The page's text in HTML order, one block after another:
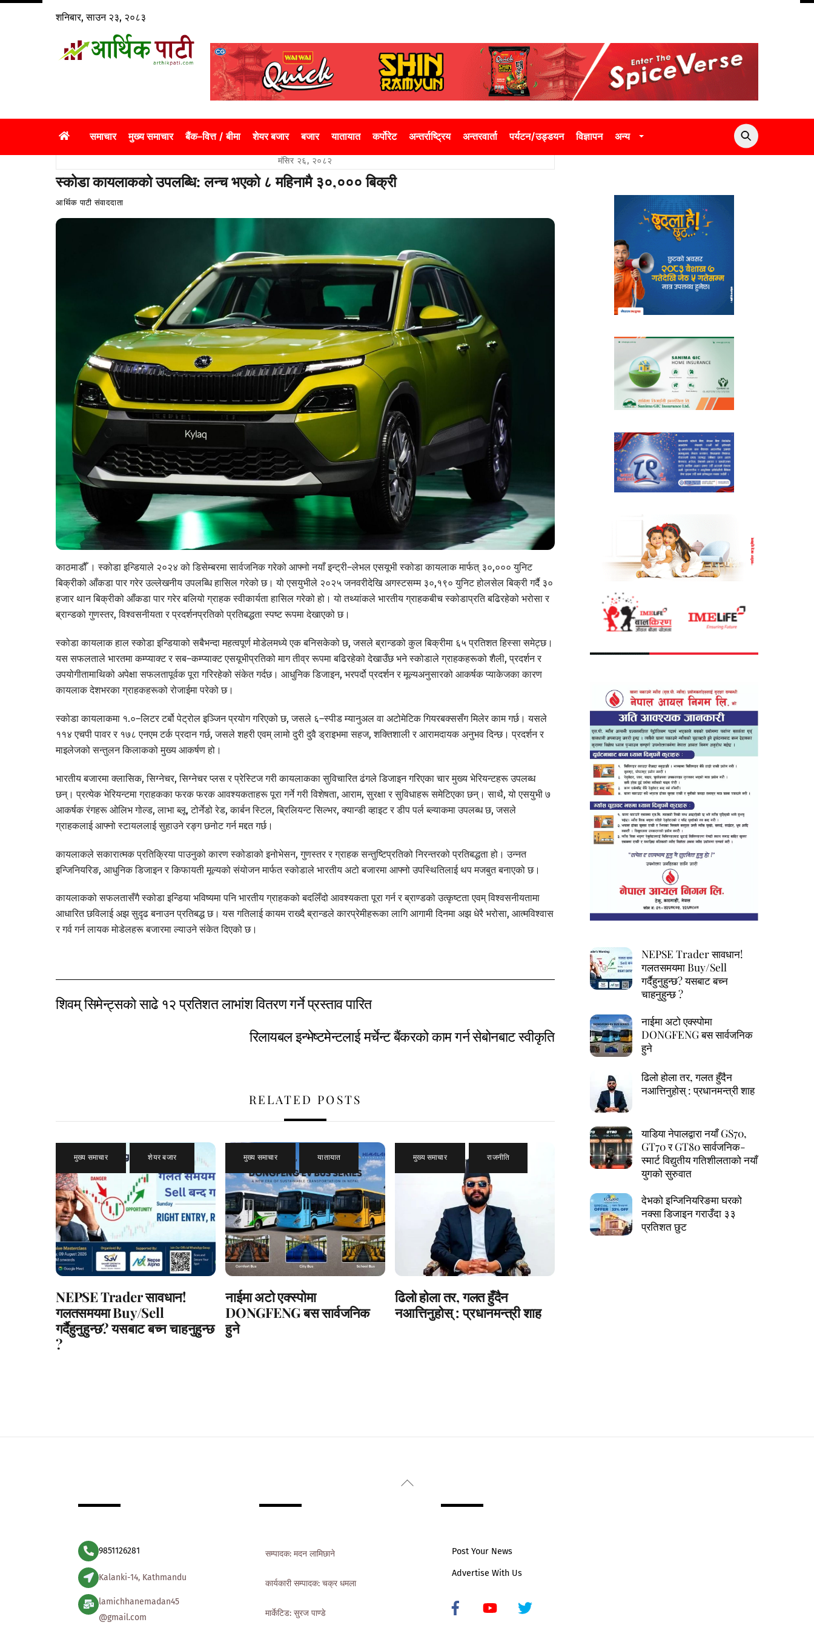
Skip
शनिबार, साउन २३, २०८३
समाचार मुख्य समाचार बैंक–वित्त / बीमा शेयर बजार बजार यातायात कर्पोरेट अन्तर्राष्ट्रिय अन्तरवार्ता पर्यटन/उड्डयन विज्ञापन अन्य
मंसिर २६, २०८२
स्कोडा कायलाकको उपलब्धि: लन्च भएको ८ महिनामै ३०,००० बिक्री
आर्थिक पाटी संवाददाता
काठमाडौँ । स्कोडा इन्डियाले २०२४ को डिसेम्बरमा सार्वजनिक गरेको आफ्नो नयाँ इन्ट्री–लेभल एसयूभी स्कोडा कायलाक मार्फत् ३०,००० युनिट
बिक्रीको आँकडा पार गरेर उल्लेखनीय उपलब्धि हासिल गरेको छ। यो एसयुभीले २०२५ जनवरीदेखि अगस्टसम्म ३०,१९० युनिट होलसेल बिक्री गर्दै ३०
हजार थान बिक्रीको आँकडा पार गरेर बलियो ग्राहक स्वीकार्यता हासिल गरेको हो। यो तथ्यांकले भारतीय ग्राहकबीच स्कोडाप्रति बढिरहेको भरोसा र
ब्रान्डको गुणस्तर, विश्वसनीयता र प्रदर्शनप्रतिको प्रतिबद्धता स्पष्ट रूपमा देखाएको छ।
स्कोडा कायलाक हाल स्कोडा इन्डियाको सबैभन्दा महत्वपूर्ण मोडेलमध्ये एक बनिसकेको छ, जसले ब्रान्डको कुल बिक्रीमा ६५ प्रतिशत हिस्सा समेट्छ।
यस सफलताले भारतमा कम्प्याक्ट र सब–कम्प्याक्ट एसयूभीप्रतिको माग तीव्र रूपमा बढिरहेको देखाउँछ भने स्कोडाले ग्राहकहरूको शैली, प्रदर्शन र
उपयोगीतामाथिको अपेक्षा सफलतापूर्वक पूरा गरिरहेको संकेत गर्दछ। आधुनिक डिजाइन, भरपर्दो प्रदर्शन र मूल्यअनुसारको आकर्षक प्याकेजका कारण
कायलाक देशभरका ग्राहकहरूको रोजाईमा परेको छ।
स्कोडा कायलाकमा १.०–लिटर टर्बो पेट्रोल इञ्जिन प्रयोग गरिएको छ, जसले ६–स्पीड म्यानुअल वा अटोमेटिक गियरबक्ससँग मिलेर काम गर्छ। यसले
११४ एचपी पावर र १७८ एनएम टर्क प्रदान गर्छ, जसले शहरी एवम् लामो दुरी दुवै ड्राइभमा सहज, शक्तिशाली र आरामदायक अनुभव दिन्छ। प्रदर्शन र
माइलेजको सन्तुलन किलाकको मुख्य आकर्षण हो।
भारतीय बजारमा क्लासिक, सिग्नेचर, सिग्नेचर प्लस र प्रेस्टिज गरी कायलाकका सुविचारित ढंगले डिजाइन गरिएका चार मुख्य भेरियन्टहरू उपलब्ध
छन्। प्रत्येक भेरियन्टमा ग्राहकका फरक फरक आवश्यकताहरू पूरा गर्ने गरी विशेषता, आराम, सुरक्षा र सुविधाहरू समेटिएका छन्। साथै, यो एसयुभी ७
आकर्षक रंगहरू ओलिभ गोल्ड, लाभा ब्लू, टोर्नेडो रेड, कार्बन स्टिल, ब्रिलियन्ट सिल्भर, क्यान्डी व्हाइट र डीप पर्ल ब्ल्याकमा उपलब्ध छ, जसले
ग्राहकलाई आफ्नो स्टायललाई सुहाउने रङ्ग छनोट गर्न मद्दत गर्छ।
कायलाकले सकारात्मक प्रतिक्रिया पाउनुको कारण स्कोडाको इनोभेसन, गुणस्तर र ग्राहक सन्तुष्टिप्रतिको निरन्तरको प्रतिबद्धता हो। उन्नत
इन्जिनियरिङ, आधुनिक डिजाइन र किफायती मूल्यको संयोजन मार्फत स्कोडाले भारतीय अटो बजारमा आफ्नो उपस्थितिलाई थप मजबुत बनाएको छ।
कायलाकको सफलतासँगै स्कोडा इन्डिया भविष्यमा पनि भारतीय ग्राहकको बदलिँदो आवश्यकता पूरा गर्न र ब्राण्डको उत्कृष्टता एवम् विश्वसनीयतामा
आधारित छविलाई अझ सुदृढ बनाउन प्रतिबद्ध छ। यस गतिलाई कायम राख्दै ब्रान्डले कारप्रेमीहरूका लागि आगामी दिनमा अझ धेरै भरोसा, आत्मविश्वास
र गर्व गर्न लायक मोडेलहरू बजारमा ल्याउने संकेत दिएको छ।
शिवम् सिमेन्ट्सको साढे १२ प्रतिशत लाभांश वितरण गर्ने प्रस्ताव पारित
रिलायबल इन्भेष्टमेन्टलाई मर्चेन्ट बैंकरको काम गर्न सेबोनबाट स्वीकृति
RELATED POSTS
मुख्य समाचार , शेयर बजार
NEPSE Trader सावधान!
गलतसमयमा Buy/Sell
गर्दैहुनुहुन्छ? यसबाट बच्न चाहनुहुन्छ
?
मुख्य समाचार , यातायात
नाईमा अटो एक्स्पोमा
DONGFENG बस सार्वजनिक
हुने
मुख्य समाचार , राजनीति
ढिलो होला तर, गलत हुँदैन
नआत्तिनुहोस् : प्रधानमन्त्री शाह
NEPSE Trader सावधान!
गलतसमयमा Buy/Sell
गर्दैहुनुहुन्छ? यसबाट बच्न
चाहनुहुन्छ ?
नाईमा अटो एक्स्पोमा
DONGFENG बस सार्वजनिक
हुने
ढिलो होला तर, गलत हुँदैन
नआत्तिनुहोस् : प्रधानमन्त्री शाह
याडिया नेपालद्वारा नयाँ GS70,
GT70 र GT80 सार्वजनिक-
स्मार्ट विद्युतीय गतिशीलताको नयाँ
युगको सुरुवात
देभको इन्जिनियरिङमा घरको
नक्सा डिजाइन गराउँदा ३३
प्रतिशत छुट
Back
9851126281
Kalanki-14, Kathmandu
lamichhanemadan45
@gmail.com
सम्पादक: मदन लामिछाने
कार्यकारी सम्पादक: चक्र धमला
मार्केटिड: सुरज पाण्डे
Post Your News
Advertise With Us
Icon